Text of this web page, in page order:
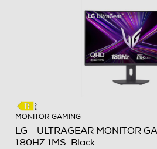
MONITOR GAMING
LG - ULTRAGEAR MONITOR
180HZ 1MS-Black